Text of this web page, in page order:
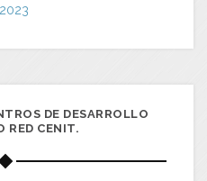
DE DESARROLLO
RED CENIT.